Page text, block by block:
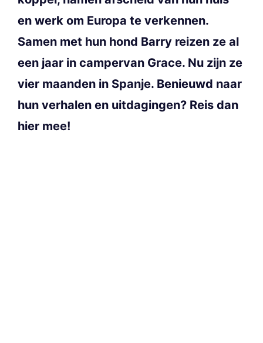
en werk om Europa te verkennen.
Samen met hun hond Barry reizen ze al
een jaar in campervan Grace. Nu zijn ze
vier maanden in Spanje. Benieuwd naar
hun verhalen en uitdagingen? Reis dan
hier mee!